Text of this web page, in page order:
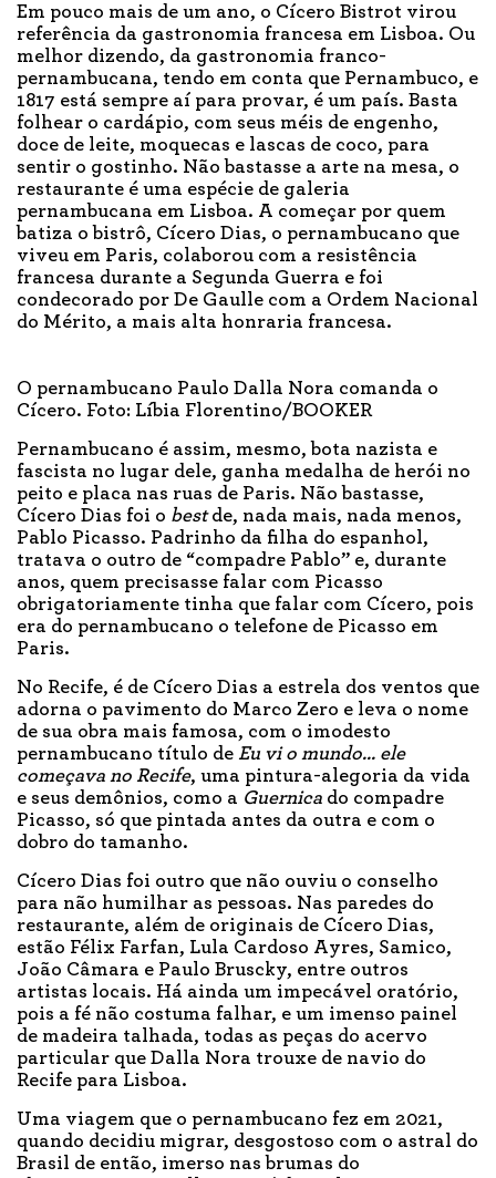
Em pouco mais de um ano, o Cícero Bistrot virou
referência da gastronomia francesa em Lisboa. Ou
melhor dizendo, da gastronomia franco-
pernambucana, tendo em conta que Pernambuco, e
1817 está sempre aí para provar, é um país. Basta
folhear o cardápio, com seus méis de engenho,
doce de leite, moquecas e lascas de coco, para
sentir o gostinho. Não bastasse a arte na mesa, o
restaurante é uma espécie de galeria
pernambucana em Lisboa. A começar por quem
batiza o bistrô, Cícero Dias, o pernambucano que
viveu em Paris, colaborou com a resistência
francesa durante a Segunda Guerra e foi
condecorado por De Gaulle com a Ordem Nacional
do Mérito, a mais alta honraria francesa.
O pernambucano Paulo Dalla Nora comanda o
Cícero. Foto: Líbia Florentino/BOOKER
Pernambucano é assim, mesmo, bota nazista e
fascista no lugar dele, ganha medalha de herói no
peito e placa nas ruas de Paris. Não bastasse,
Cícero Dias foi o bestde, nada mais, nada menos,
Pablo Picasso. Padrinho da filha do espanhol,
tratava o outro de “compadre Pablo” e, durante
anos, quem precisasse falar com Picasso
obrigatoriamente tinha que falar com Cícero, pois
era do pernambucano o telefone de Picasso em
Paris.
No Recife, é de Cícero Dias a estrela dos ventos que
adorna o pavimento do Marco Zero e leva o nome
de sua obra mais famosa, com o imodesto
pernambucano título de Eu vi o mundo... ele
começava no Recife, uma pintura-alegoria da vida
e seus demônios, como a Guernica do compadre
Picasso, só que pintada antes da outra e com o
dobro do tamanho.
Cícero Dias foi outro que não ouviu o conselho
para não humilhar as pessoas. Nas paredes do
restaurante, além de originais de Cícero Dias,
estão Félix Farfan, Lula Cardoso Ayres, Samico,
João Câmara e Paulo Bruscky, entre outros
artistas locais. Há ainda um impecável oratório,
pois a fé não costuma falhar, e um imenso painel
de madeira talhada, todas as peças do acervo
particular que Dalla Nora trouxe de navio do
Recife para Lisboa.
Uma viagem que o pernambucano fez em 2021,
quando decidiu migrar, desgostoso com o astral do
Brasil de então, imerso nas brumas do